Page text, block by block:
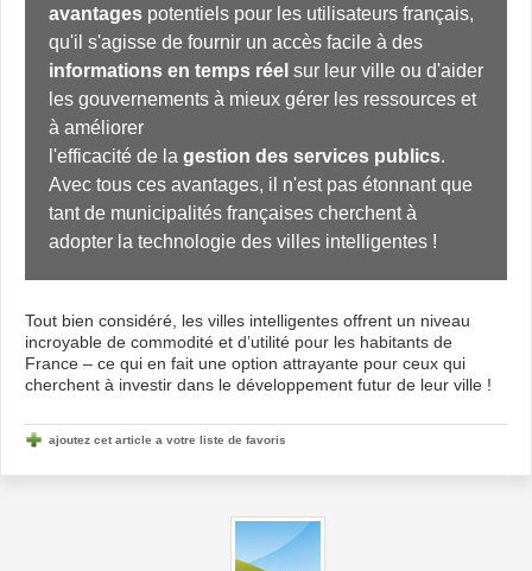
avantages potentiels pour les utilisateurs français,
informations en temps réel sur leur ville ou d'aider
les gouvernements à mieux gérer les ressources et
à améliorer
l'efficacité de la gestion des services publics.
Avec tous ces avantages, il n'est pas étonnant que
tant de municipalités françaises cherchent à
adopter la technologie des villes intelligentes !
Tout bien considéré, les villes intelligentes offrent un niveau
incroyable de commodité et d’utilité pour les habitants de
France – ce qui en fait une option attrayante pour ceux qui
cherchent à investir dans le développement futur de leur ville !
ajoutez cet article a votre liste de favoris